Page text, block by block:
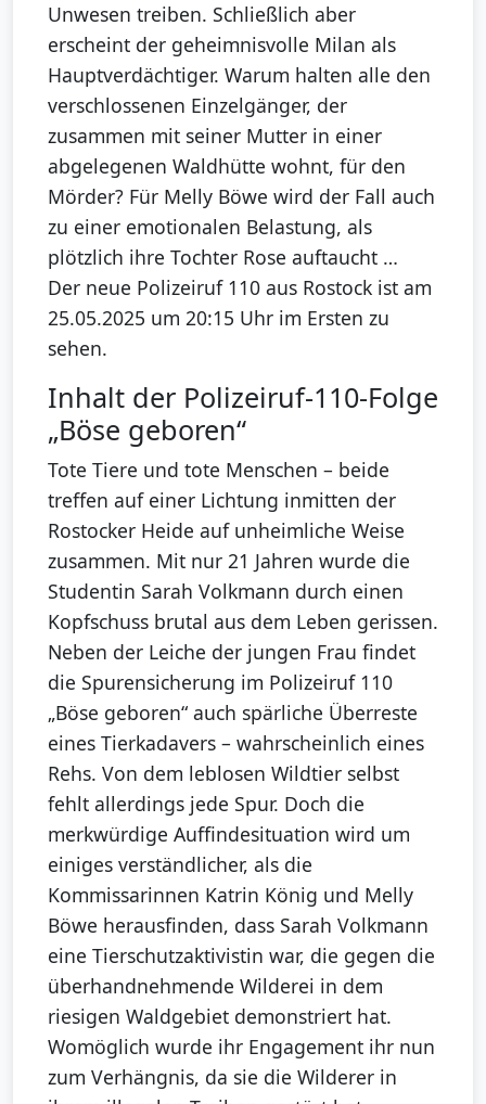
Unwesen treiben. Schließlich aber
erscheint der geheimnisvolle Milan als
Hauptverdächtiger. Warum halten alle den
verschlossenen Einzelgänger, der
zusammen mit seiner Mutter in einer
abgelegenen Waldhütte wohnt, für den
Mörder? Für Melly Böwe wird der Fall auch
zu einer emotionalen Belastung, als
plötzlich ihre Tochter Rose auftaucht …
Der neue Polizeiruf 110 aus Rostock ist am
25.05.2025 um 20:15 Uhr im Ersten zu
sehen.
Inhalt der Polizeiruf-110-Folge
„Böse geboren“
Tote Tiere und tote Menschen – beide
treffen auf einer Lichtung inmitten der
Rostocker Heide auf unheimliche Weise
zusammen. Mit nur 21 Jahren wurde die
Studentin Sarah Volkmann durch einen
Kopfschuss brutal aus dem Leben gerissen.
Neben der Leiche der jungen Frau findet
die Spurensicherung im Polizeiruf 110
„Böse geboren“ auch spärliche Überreste
eines Tierkadavers – wahrscheinlich eines
Rehs. Von dem leblosen Wildtier selbst
fehlt allerdings jede Spur. Doch die
merkwürdige Auffindesituation wird um
einiges verständlicher, als die
Kommissarinnen Katrin König und Melly
Böwe herausfinden, dass Sarah Volkmann
eine Tierschutzaktivistin war, die gegen die
überhandnehmende Wilderei in dem
riesigen Waldgebiet demonstriert hat.
Womöglich wurde ihr Engagement ihr nun
zum Verhängnis, da sie die Wilderer in